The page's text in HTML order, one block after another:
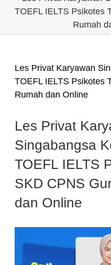
TOEFL IELTS Psikotes
Rumah
Les Privat Karyawan
TOEFL IELTS Psikotes
Rumah dan Online
Les Privat
Singabangsa
TOEFL IELTS
SKD CPNS
dan Online